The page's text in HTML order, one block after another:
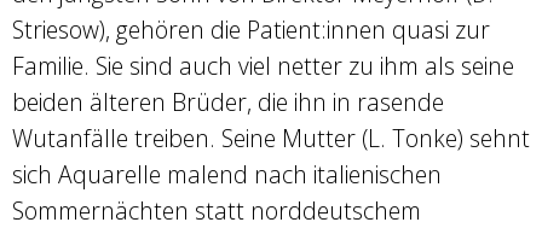
Striesow), gehören die Patient:innen quasi zur
Familie. Sie sind auch viel netter zu ihm als seine
beiden älteren Brüder, die ihn in rasende
Wutanfälle treiben. Seine Mutter (L. Tonke) sehnt
sich Aquarelle malend nach italienischen
Sommernächten statt norddeutschem